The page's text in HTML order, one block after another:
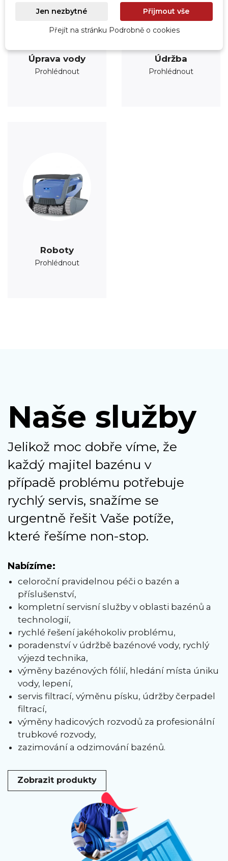
Úprava vody
Prohlédnout
Údržba
Prohlédnout
Roboty
Prohlédnout
Naše služby
Jelikož moc dobře víme, že
každý majitel bazénu v
případě problému potřebuje
rychlý servis, snažíme se
urgentně řešit Vaše potíže,
které řešíme non-stop.
Nabízíme:
celoroční pravidelnou péči o bazén a
příslušenství,
kompletní servisní služby v oblasti bazénů a
technologií,
rychlé řešení jakéhokoliv problému,
poradenství v údržbě bazénové vody, rychlý
výjezd technika,
výměny bazénových fólií, hledání místa úniku
vody, lepení,
servis filtrací, výměnu písku, údržby čerpadel
filtrací,
výměny hadicových rozvodů za profesionální
trubkové rozvody,
zazimování a odzimování bazénů.
Zobrazit produkty
Jen nezbytné Přijmout vše
Přejít na stránku Podrobně o cookies